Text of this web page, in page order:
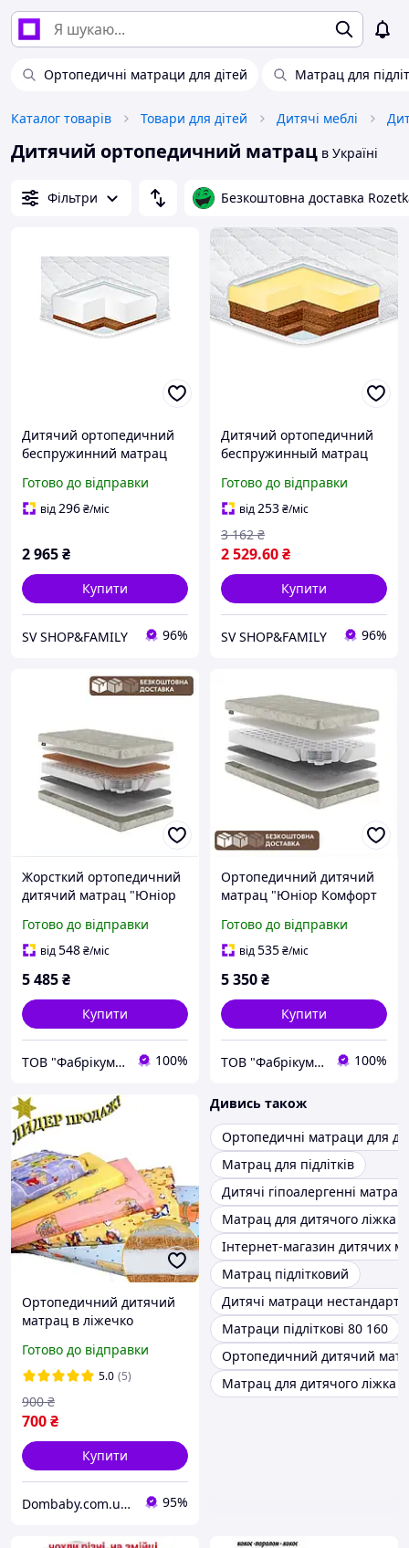
Ортопедичні матраци для дітей Матрац для
Каталог товарів Товари для дітей Дитячі меблі
Дитячий ортопедичний матрац в Україні
Фільтри Безкоштовна доставка
Дитячий ортопедичний
беспружинний матрац
ТМ Еurosleep
Готово до відправки
від296₴/міс
2 965₴
Купити
SV SHOP&FAMILY 96%
Дитячий ортопедичний
беспружинный матрац
Віско Кокос) ТМ Еurosleep
Готово до відправки
від253₴/міс
2 529.60₴
3 162 ₴
Купити
SV SHOP&FAMILY 96%
Жорсткий ортопедичний
дитячий матрац "Юніор
для формування
правильної постави
Готово до відправки
від548₴/міс
5 485₴
Купити
ТОВ "Фабрікум" - магазин ортопедичних матрасів 100%
Ортопедичний дитячий
матрац "Юніор Комфорт
формування правильної
постави
Готово до відправки
від535₴/міс
5 350₴
Купити
ТОВ "Фабрікум" - магазин ортопедичних матрасів 100%
Ортопедичний дитячий
матрац в ліжечко
поролон-кокос (КПК) -
дитячий матрацик в
манеж
Готово до відправки
5.0 (5)
700₴
900 ₴
Купити
Dombaby.com.ua - інтернет магазин дитячих товарів 95%
Дивись також
Ортопедичні матраци для
Матрац для підлітків
Дитячі гіпоалергенні
Матрац для дитячого ліжка
Інтернет-магазин дитячих
Матрац підлітковий
Дитячі матраци
Матраци підліткові 80 160
Ортопедичний дитячий
Матрац для дитячого ліжка